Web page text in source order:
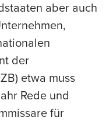
aber auch
der
etwa muss
Rede und
für